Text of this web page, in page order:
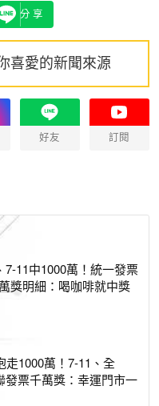
分享
喜愛的新聞來源
好友 訂閱
7-11中1000萬！統一發票
獎明細：喝咖啡就中獎
走1000萬！7-11、全
發票千萬獎：幸運門市一